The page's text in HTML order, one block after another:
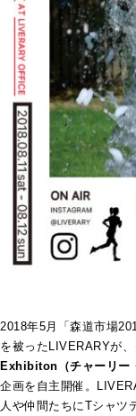
2018年5月「森道市場
を被ったLIVERARYが
Exhibiton（チャーリー
企画を自主開催。
人や仲間たちにTシャツ